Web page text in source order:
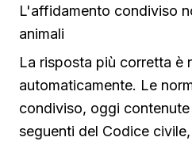
L'affidamento condiviso
animali
La risposta più corretta è
automaticamente. Le
condiviso, oggi
seguenti del Codice